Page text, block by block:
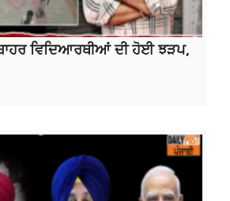
ਵਿਦਿਆਰਥੀਆਂ ਦੀ ਹੋਈ ਝੜਪ,